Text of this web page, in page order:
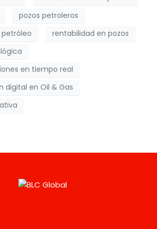
pozos petroleros
rentabilidad en pozos
en tiempo real
digital en Oil & Gas